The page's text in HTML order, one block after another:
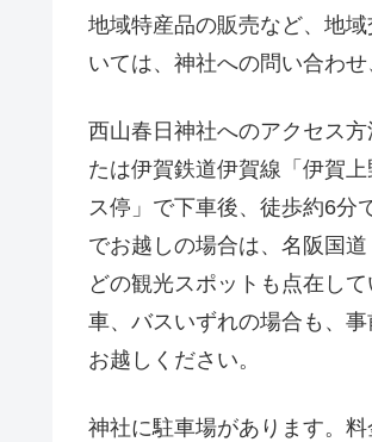
地域特産品の販売など、地
いては、神社への問い合わ
西山春日神社へのアクセス
たは伊賀鉄道伊賀線「伊賀
ス停」で下車後、徒歩約6分
でお越しの場合は、名阪国
どの観光スポットも点在し
車、バスいずれの場合も、
お越しください。
神社に駐車場があります。